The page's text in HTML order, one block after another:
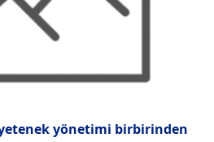
yönetimi birbirinden